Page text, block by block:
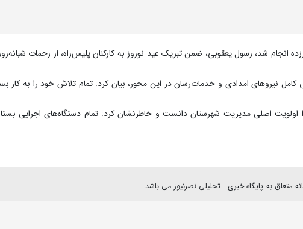
انجام شد، رسول یعقوبی، ضمن تبریک عید نوروز به کارکنان پلیس‌راه، از زحمات
کامل نیروهای امدادی و خدمات‌رسان در این محور، بیان کرد: تمام تلاش خود را به کار
اصلی مدیریت شهرستان دانست و خاطرنشان کرد: تمام دستگاه‌های اجرایی